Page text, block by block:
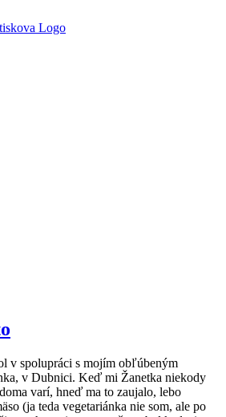
v spolupráci s mojím obľúbeným
v Dubnici. Keď mi Žanetka niekody
varí, hneď ma to zaujalo, lebo
(ja teda vegetariánka nie som, ale po